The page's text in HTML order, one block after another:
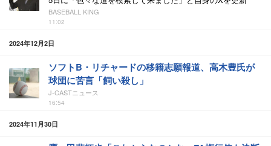
BASEBALL KING
11:02
2024年12月2日
ソフトB・リチャードの移籍志願報道、高木豊氏が
球団に苦言「飼い殺し」
J-CASTニュース
16:54
2024年11月30日